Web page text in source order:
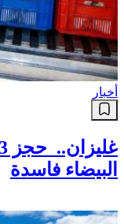
أخبار
البيضاء فاسدة